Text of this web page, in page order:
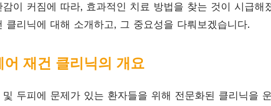
이 커짐에 따라, 효과적인 치료 방법을 찾는 것이 시급해
클리닉에 대해 소개하고, 그 중요성을 다뤄보겠습니다.
어 재건 클리닉의 개요
및 두피에 문제가 있는 환자들을 위해 전문화된 클리닉을